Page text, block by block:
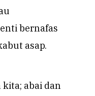
bernafas
asap.
abai dan